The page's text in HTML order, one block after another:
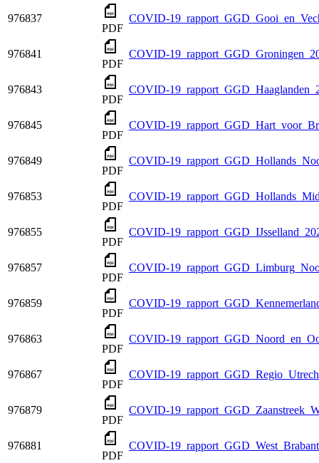
976837
PDF
COVID-
976841
PDF
COVID-
976843
PDF
COVID-
976845
PDF
COVID-
976849
PDF
COVID-
976853
PDF
COVID-
976855
PDF
COVID-
976857
PDF
COVID-
976859
PDF
COVID-
976863
PDF
COVID-
976867
PDF
COVID-
976879
PDF
COVID-
976881
PDF
COVID-